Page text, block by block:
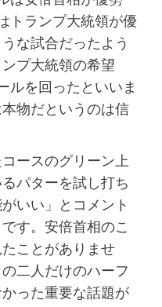
トランプ大統領が優
な試合だったよう
プ大統領の希望
ルを回ったといいま
物だというのは信
ースのグリーン上
パターを試し打ち
いい」とコメント
す。安倍首相のこ
ことがありませ
二人だけのハーフ
った重要な話題が